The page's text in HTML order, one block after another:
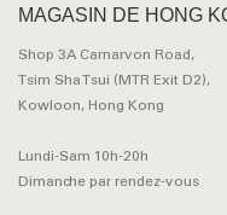
MAGASIN DE HONG
Shop 3A Carnarvon Road,
Tsim Sha Tsui (MTR Exit D2),
Kowloon, Hong Kong
Lundi-Sam 10h-20h
Dimanche par rendez-vous